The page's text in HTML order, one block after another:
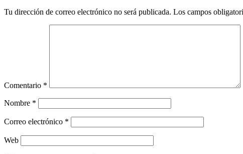
Tu dirección de correo electrónico no será publicada. Los campos
Comentario *
Nombre *
Correo electrónico *
Web